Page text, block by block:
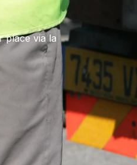
place via la